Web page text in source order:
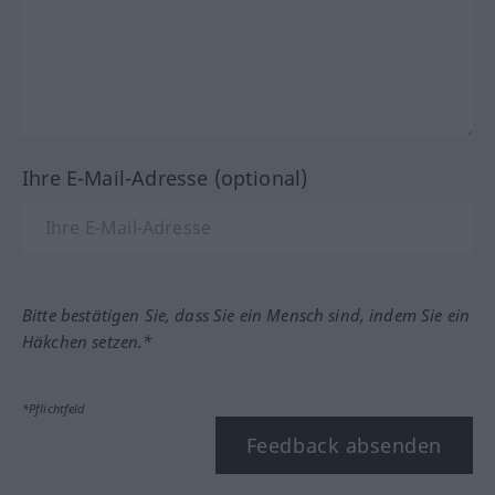
Ihre E-Mail-Adresse (optional)
Bitte bestätigen Sie, dass Sie ein Mensch sind, indem Sie ein
Häkchen setzen.*
*Pflichtfeld
Feedback absenden